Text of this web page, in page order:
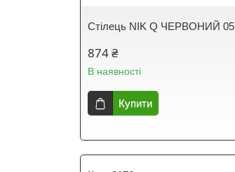
Стілець NIK Q ЧЕРВОНИЙ 05
874 ₴
В наявності
Купити